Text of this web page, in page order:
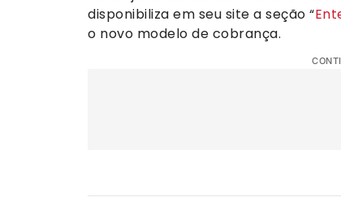
disponibiliza em seu site a seção “
o novo modelo de cobrança.